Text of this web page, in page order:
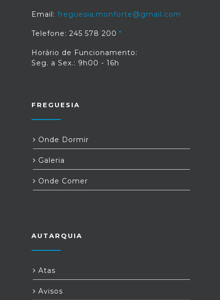
Email: freguesia.monforte@gmail.com
Telefone: 245 578 200
Horário de Funcionamento:
Seg. a Sex.: 9h00 - 16h
FREGUESIA
Onde Dormir
Galeria
Onde Comer
AUTARQUIA
Atas
Avisos